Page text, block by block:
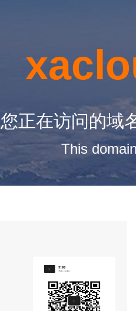
您正在访问的域
This